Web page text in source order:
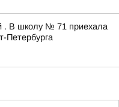
. В школу № 71 приехала
Петербурга